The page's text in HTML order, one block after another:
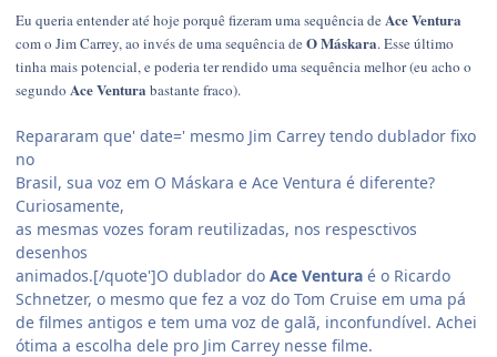
Eu queria entender até hoje porquê fizeram uma sequência de Ace Ventura
com o Jim Carrey, ao invés de uma sequência deO Máskara. Esse último
tinha mais potencial, e poderia ter rendido uma sequência melhor (eu acho o
segundo Ace Ventura bastante fraco).
Repararam que' date=' mesmo Jim Carrey tendo dublador fixo
no
Brasil, sua voz em O Máskara e Ace Ventura é diferente?
Curiosamente,
as mesmas vozes foram reutilizadas, nos respesctivos
desenhos
animados.[/quote']O dublador do Ace Ventura é o Ricardo
Schnetzer, o mesmo que fez a voz do Tom Cruise em uma pá
de filmes antigos e tem uma voz de galã, inconfundível. Achei
ótima a escolha dele pro Jim Carrey nesse filme.